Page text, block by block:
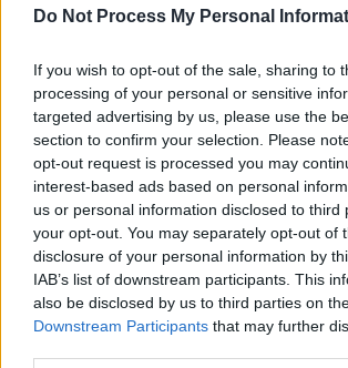
Do Not Process My Personal
If you wish to opt-out of the sale, sharing to
processing of your personal or sensitive
targeted advertising by us, please use the
section to confirm your selection. Please
opt-out request is processed you may
interest-based ads based on personal
us or personal information disclosed to third
your opt-out. You may separately opt-out of
disclosure of your personal information by
IAB’s list of downstream participants. This
also be disclosed by us to third parties on
Downstream Participants that may further
Το κύριο θέμα της ημερήσιας
σύνοδο κορυφής στο
Μπεστέπε
καταπολέμηση της
Συζητήθηκαν επίσης θέματα
εξομάλυνσης με τηΣυρία,ο
Ουκρανίαςκαι η διαδικασία
Σουηδίας στοΝΑΤΟ. Τονίστηκε
βήματα για τη διασφάλιση της
τηςειρήνηςκαι της ευημερίας
μας στη νέα εποχή, που
έναρξη του τουρκικού αιώνα,